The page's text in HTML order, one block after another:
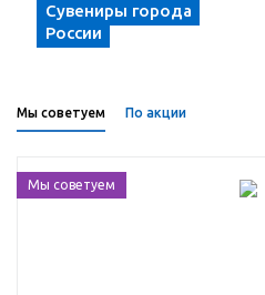
Сувениры города
России
Мы советуем По акции
Мы советуем